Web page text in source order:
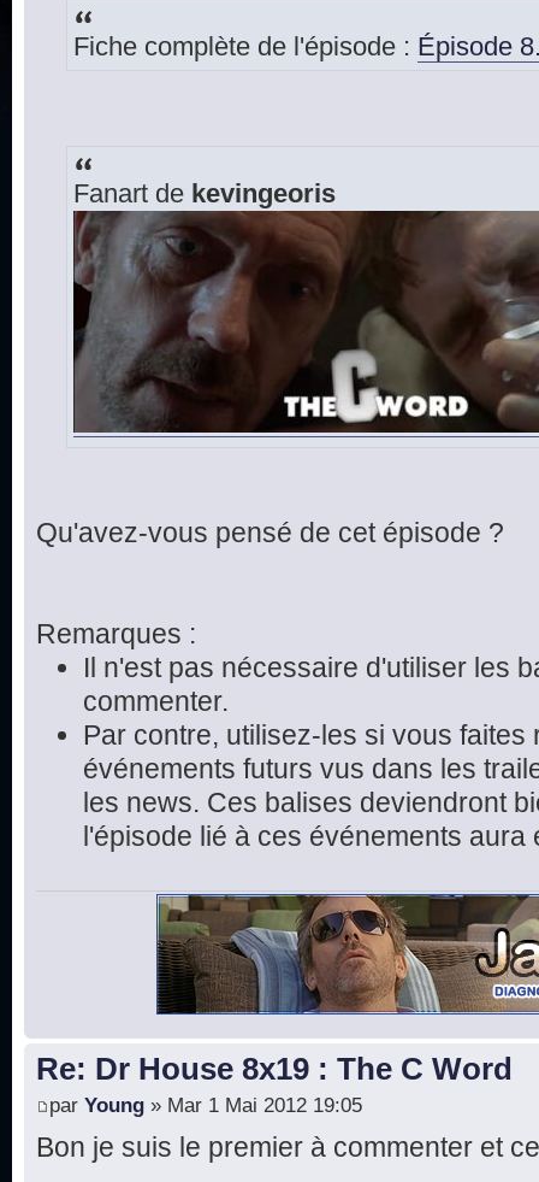
Fiche complète de l'épisode : Épisode
Fanart de kevingeoris
Qu'avez-vous pensé de cet épisode ?
Remarques :
Il n'est pas nécessaire d'utiliser les
commenter.
Par contre, utilisez-les si vous faites
événements futurs vus dans les
les news. Ces balises deviendront
l'épisode lié à ces événements aura
Re: Dr House 8x19 : The C Word
par Young » Mar 1 Mai 2012 19:05
Bon je suis le premier à commenter et